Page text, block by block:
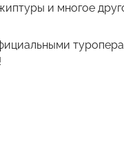
и многое